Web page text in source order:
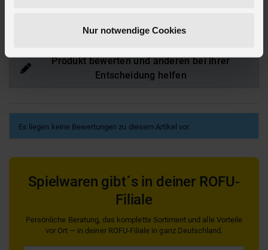
Nur notwendige Cookies
Produkt bewerten und anderen bei ihrer
Entscheidung helfen
Es liegen keine Bewertungen zu diesem Artikel vor.
Spielwaren gibt´s in deiner ROFU-
Filiale
Persönliche Beratung, das komplette Sortiment und alle Vorteile
vor Ort — in deiner ROFU-Filiale in ganz Deutschland.